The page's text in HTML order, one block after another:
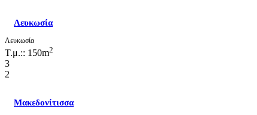
Λευκωσία
Λευκωσία
Τ.μ.:: 150m2
3
2
Μακεδονίτισσα